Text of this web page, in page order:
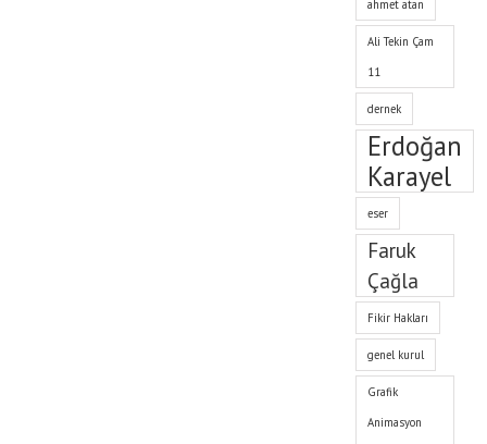
ahmet atan
Ali Tekin Çam
11
dernek
Erdoğan
Karayel
eser
Faruk
Çağla
Fikir Hakları
genel kurul
Grafik
Animasyon